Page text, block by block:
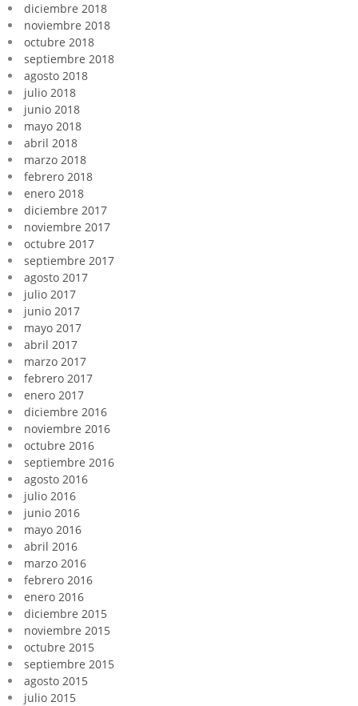
diciembre 2018
noviembre 2018
octubre 2018
septiembre 2018
agosto 2018
julio 2018
junio 2018
mayo 2018
abril 2018
marzo 2018
febrero 2018
enero 2018
diciembre 2017
noviembre 2017
octubre 2017
septiembre 2017
agosto 2017
julio 2017
junio 2017
mayo 2017
abril 2017
marzo 2017
febrero 2017
enero 2017
diciembre 2016
noviembre 2016
octubre 2016
septiembre 2016
agosto 2016
julio 2016
junio 2016
mayo 2016
abril 2016
marzo 2016
febrero 2016
enero 2016
diciembre 2015
noviembre 2015
octubre 2015
septiembre 2015
agosto 2015
julio 2015